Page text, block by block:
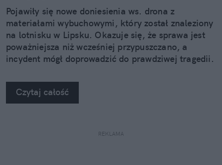
Pojawiły się nowe doniesienia ws. drona z
materiałami wybuchowymi, który został znaleziony
na lotnisku w Lipsku. Okazuje się, że sprawa jest
poważniejsza niż wcześniej przypuszczano, a
incydent mógł doprowadzić do prawdziwej tragedii.
Czytaj całość
REKLAMA